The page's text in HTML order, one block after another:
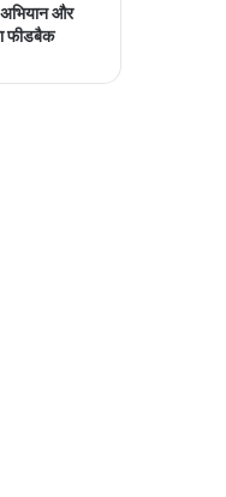
अभियान और
फीडबैक